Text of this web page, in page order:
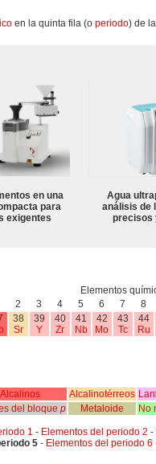
en la quinta fila (o periodo) de la
en una
para
exigentes
Agua
análisis de
precisos
Elementos
2 3 4 5 6 7 8
38
Sr
39
Y
40
Zr
41
Nb
42
Mo
43
Tc
44
Ru
Alcalinos Alcalinotérreos
del bloque p Metaloide No
1 - Elementos del periodo 2 -
5- Elementos del periodo 6